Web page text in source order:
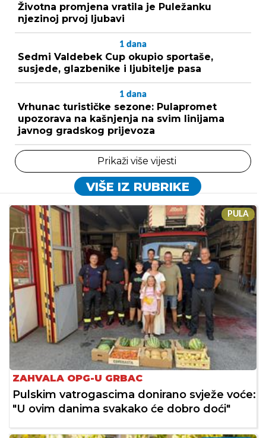
Životna promjena vratila je Puležanku
njezinoj prvoj ljubavi
1 dana
Sedmi Valdebek Cup okupio sportaše,
susjede, glazbenike i ljubitelje pasa
1 dana
Vrhunac turističke sezone: Pulapromet
upozorava na kašnjenja na svim linijama
javnog gradskog prijevoza
Prikaži više vijesti
VIŠE IZ RUBRIKE
PULA
ZAHVALA OPG-U GRBAC
Pulskim vatrogascima donirano svježe voće:
"U ovim danima svakako će dobro doći"